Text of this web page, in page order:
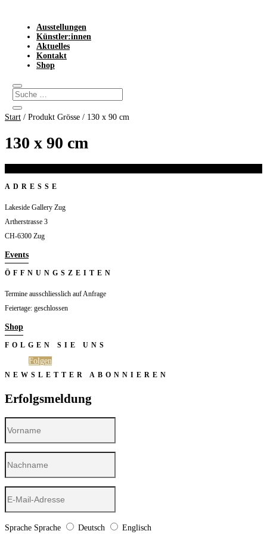
Ausstellungen
Künstler:innen
Aktuelles
Kontakt
Shop
Start / Produkt Grösse / 130 x 90 cm
130 x 90 cm
ADRESSE
Lakeside Gallery Zug
Artherstrasse 3
CH-6300 Zug
Events
ÖFFNUNGSZEITEN
Termine ausschliesslich auf Anfrage
Feiertage: geschlossen
Shop
FOLGEN SIE UNS
Folgen
NEWSLETTER ABONNIEREN
Erfolgsmeldung
Sprache Sprache Deutsch Englisch